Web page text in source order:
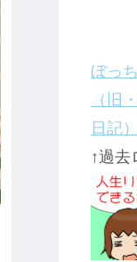
ぼっ
（旧
日記）
↑過去